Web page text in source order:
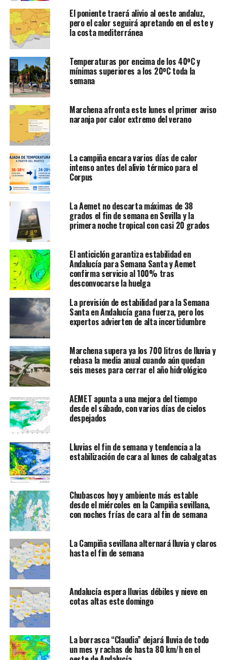
El poniente traerá alivio al oeste andaluz,
pero el calor seguirá apretando en el este y
la costa mediterránea
Temperaturas por encima de los 40ºC y
mínimas superiores a los 20ºC toda la
semana
Marchena afronta este lunes el primer aviso
naranja por calor extremo del verano
La campiña encara varios días de calor
intenso antes del alivio térmico para el
Corpus
La Aemet no descarta máximas de 38
grados el fin de semana en Sevilla y la
primera noche tropical con casi 20 grados
El anticiclón garantiza estabilidad en
Andalucía para Semana Santa y Aemet
confirma servicio al 100% tras
desconvocarse la huelga
La previsión de estabilidad para la Semana
Santa en Andalucía gana fuerza, pero los
expertos advierten de alta incertidumbre
Marchena supera ya los 700 litros de lluvia y
rebasa la media anual cuando aún quedan
seis meses para cerrar el año hidrológico
AEMET apunta a una mejora del tiempo
desde el sábado, con varios días de cielos
despejados
Lluvias el fin de semana y tendencia a la
estabilización de cara al lunes de cabalgatas
Chubascos hoy y ambiente más estable
desde el miércoles en la Campiña sevillana,
con noches frías de cara al fin de semana
La Campiña sevillana alternará lluvia y claros
hasta el fin de semana
Andalucía espera lluvias débiles y nieve en
cotas altas este domingo
La borrasca “Claudia” dejará lluvia de todo
un mes y rachas de hasta 80 km/h en el